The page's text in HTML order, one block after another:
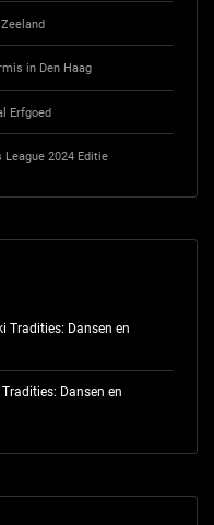
in Den Haag
Erfgoed
2024 Editie
Tradities: Dansen en
Dansen en